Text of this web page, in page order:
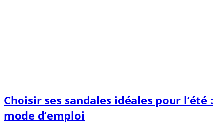
Choisir ses sandales idéales pour l’été :
mode d’emploi